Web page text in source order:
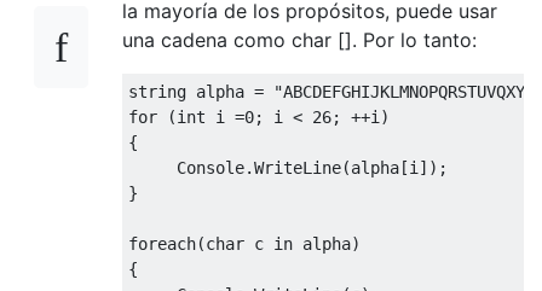
la mayoría de los propósitos, puede usar
una cadena como char []. Por lo tanto:
string alpha =
for
(int i =0; i < 26; ++i )
{
Console.WriteLine(alpha[i ]);
}
foreach(char c in alpha)
{